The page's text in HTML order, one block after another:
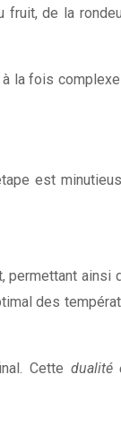
fruit, de la
la fois
est
permettant
des
Cette dualité